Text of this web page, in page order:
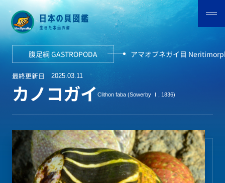
腹足綱 GASTROPODA アマオブネガイ目
最終更新日 2025.03.11
カノコガイClithon faba (Sowerby Ⅰ, 1836)